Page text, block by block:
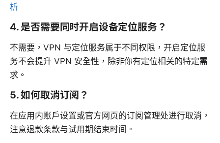
析
4. 是否需要同时开启设备定位服务？
不需要，VPN 与定位服务属于不同权限，开启定位服
务不会提升 VPN 安全性，除非你有定位相关的特定需
求。
5. 如何取消订阅？
在应用内账户设置或官方网页的订阅管理处进行取消，
注意退款条款与试用期结束时间。